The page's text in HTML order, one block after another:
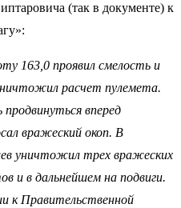
(так в документе) к
163,0 проявил смелость и
расчет пулемета.
вперед
вражеский окоп. В
уничтожил трех вражеских
и в дальнейшем на подвиги.
к Правительственной